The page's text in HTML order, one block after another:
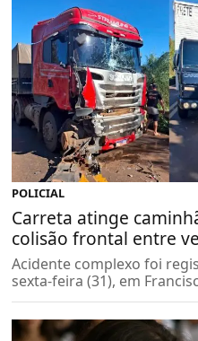
POLICIAL
Carreta atinge
colisão frontal entre
Acidente complexo foi
sexta-feira (31), em